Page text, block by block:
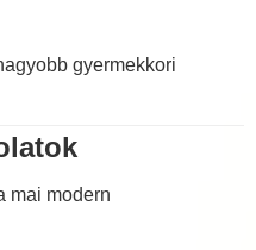
gyermekkori
mai modern